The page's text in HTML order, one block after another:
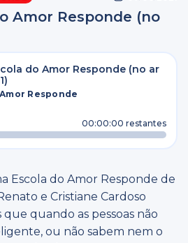
Amor Responde (no
do Amor Responde (no ar
Responde
00:00:00 restantes
Escola do Amor Responde de
e Cristiane Cardoso
quando as pessoas não
ou não sabem nem o